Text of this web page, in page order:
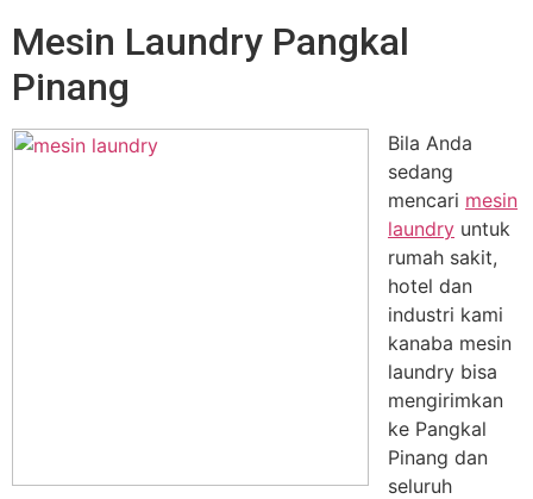
Mesin Laundry Pangkal
Pinang
Bila Anda
sedang
mencari mesin
laundry untuk
rumah sakit,
hotel dan
industri kami
kanaba mesin
laundry bisa
mengirimkan
ke Pangkal
Pinang dan
seluruh